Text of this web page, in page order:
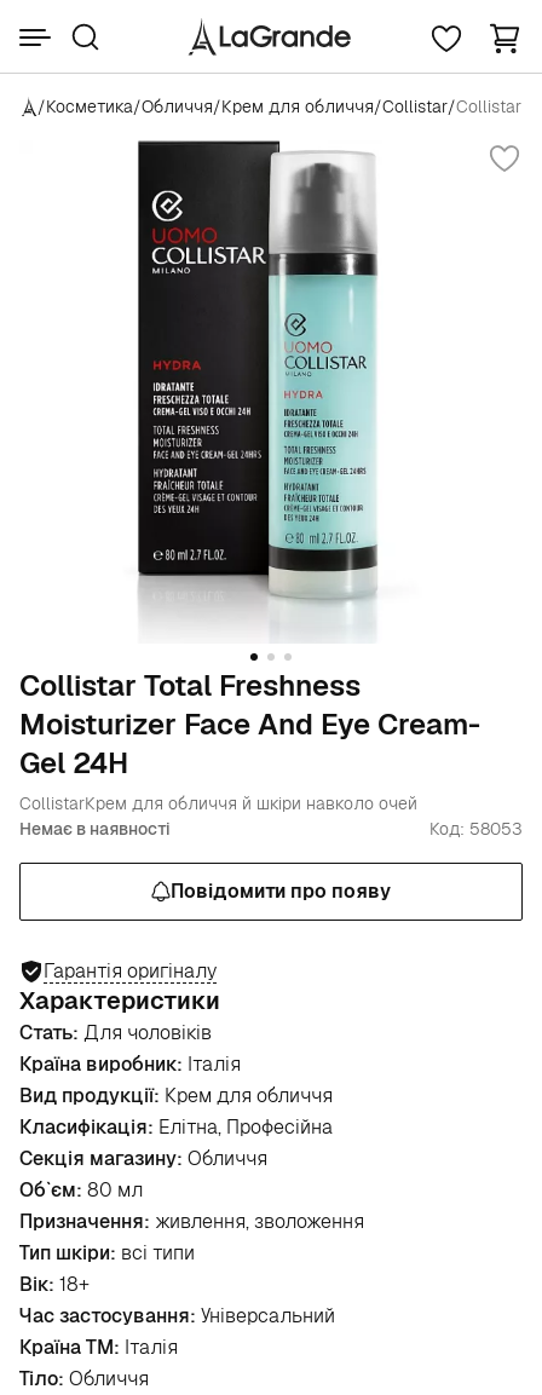
/Косметика/Обличчя/Крем для обличчя/Collistar/Collistar
Collistar Total Freshness
Moisturizer Face And Eye Cream-
Gel 24H
CollistarКрем для обличчя й шкіри навколо очей
Немає в наявності
Код: 58053
Повідомити про появу
Гарантія оригіналу
Характеристики
Стать: Для чоловіків
Країна виробник: Італія
Вид продукції: Крем для обличчя
Класифікація: Елітна, Професійна
Секція магазину: Обличчя
Об`єм: 80 мл
Призначення: живлення, зволоження
Тип шкіри: всі типи
Вік: 18+
Час застосування: Універсальний
Країна ТМ: Італія
Тіло: Обличчя